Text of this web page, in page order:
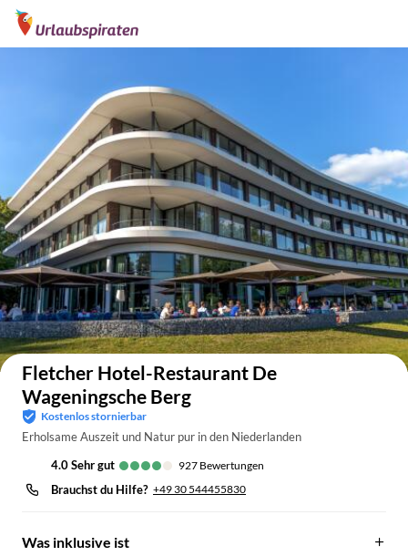
Auf der Karte anzeigen
Fletcher Hotel-Restaurant De
Wageningsche Berg
Kostenlos stornierbar
Erholsame Auszeit und Natur pur in den Niederlanden
4.0
sehr gut 927 Bewertungen
Brauchst du Hilfe? +49 30 544455830
Was inklusive ist